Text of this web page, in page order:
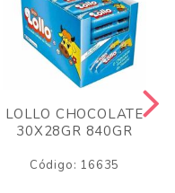
LOLLO CHOCOLATE
30X28GR 840GR
Código: 16635